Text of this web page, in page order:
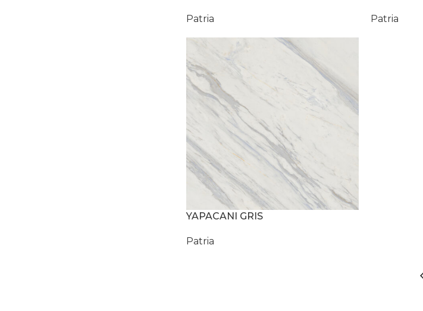
Patria Patria
YAPACANI GRIS
Patria